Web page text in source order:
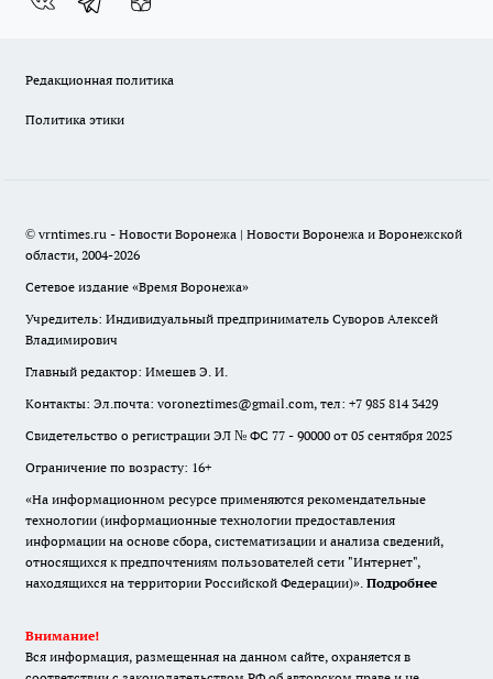
Редакционная политика
Политика этики
© vrntimes.ru - Новости Воронежа | Новости Воронежа и Воронежской
области, 2004-2026
Сетевое издание «Время Воронежа»
Учредитель: Индивидуальный предприниматель Суворов Алексей
Владимирович
Главный редактор: Имешев Э. И.
Контакты: Эл.почта: voroneztimes@gmail.com, тел: +7 985 814 3429
Свидетельство о регистрации ЭЛ № ФС 77 - 90000 от 05 сентября 2025
Ограничение по возрасту: 16+
«На информационном ресурсе применяются рекомендательные
технологии (информационные технологии предоставления
информации на основе сбора, систематизации и анализа сведений,
относящихся к предпочтениям пользователей сети "Интернет",
находящихся на территории Российской Федерации)». Подробнее
Внимание!
Вся информация, размещенная на данном сайте, охраняется в